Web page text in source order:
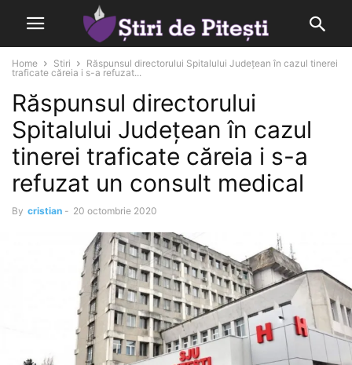
Home Stiri
Răspunsul directorului Spitalului Județean în cazul tinerei
traficate căreia i s-a refuzat...
Răspunsul directorului
Spitalului Județean în cazul
tinerei traficate căreia i s-a
refuzat un consult medical
By cristian - 20 octombrie 2020